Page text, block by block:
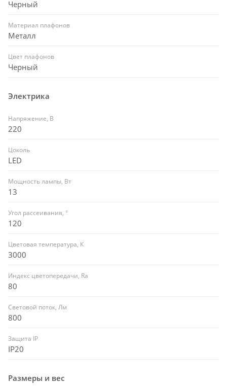
Черный
Материал плафонов
Металл
Цвет плафонов
Черный
Электрика
Напряжение, В
220
Цоколь
LED
Мощность лампы, Вт
13
Угол рассеивания, °
120
Цветовая температура, К
3000
Индекс цветопередачи, Ra
80
Световой поток, Лм
800
Защита IP
IP20
Размеры и вес